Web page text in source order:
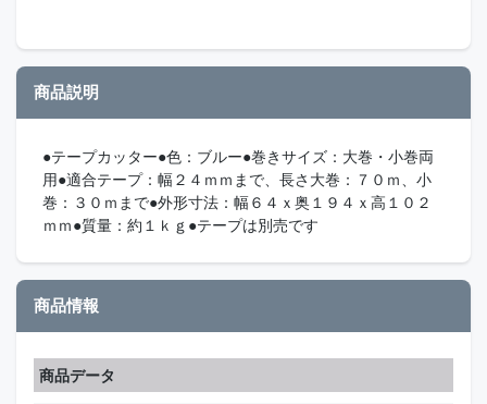
商品説明
●テープカッター●色：ブルー●巻きサイズ：大巻・小巻両
用●適合テープ：幅２４ｍｍまで、長さ大巻：７０ｍ、小
巻：３０ｍまで●外形寸法：幅６４ｘ奥１９４ｘ高１０２
ｍｍ●質量：約１ｋｇ●テープは別売です
商品情報
商品データ